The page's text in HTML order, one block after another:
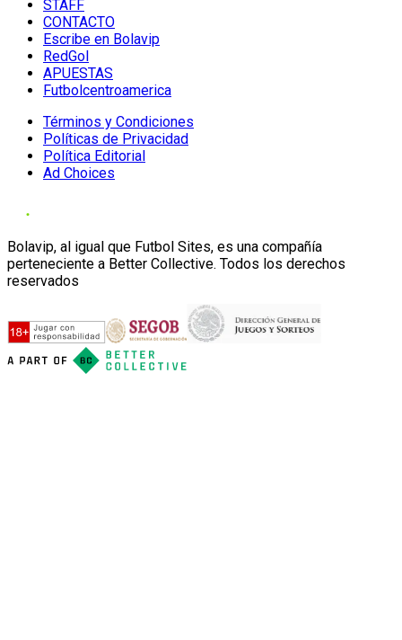
STAFF
CONTACTO
Escribe en Bolavip
RedGol
APUESTAS
Futbolcentroamerica
Términos y Condiciones
Políticas de Privacidad
Política Editorial
Ad Choices
Bolavip, al igual que Futbol Sites, es una compañía
perteneciente a Better Collective. Todos los derechos
reservados